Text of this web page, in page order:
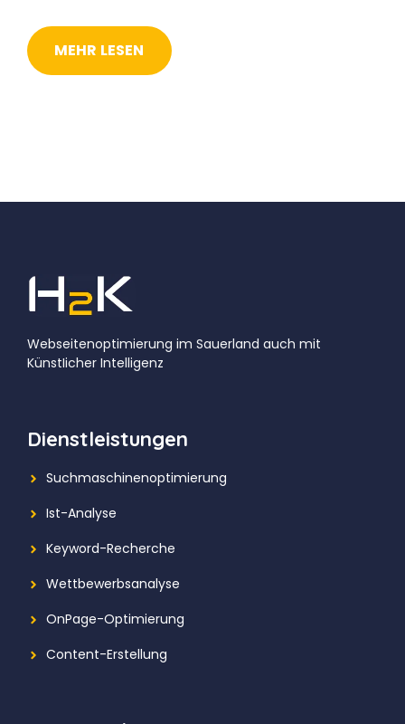
MEHR LESEN
Webseitenoptimierung im Sauerland auch mit
KünstIicher Intelligenz
Dienstleistungen
Suchmaschinenoptimierung
Ist-Analyse
Keyword-Recherche
Wettbewerbsanalyse
OnPage-Optimierung
Content-Erstellung